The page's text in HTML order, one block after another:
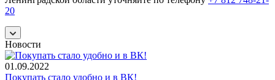
20
Новости
01.09.2022
Покупать стало удобно и в ВК!